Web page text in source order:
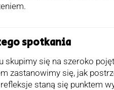
spotkania
skupimy się na szeroko
zastanowimy się, jak
staną się punktem